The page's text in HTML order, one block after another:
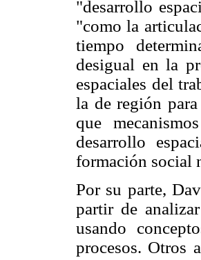
"desarrollo
"como la
tiempo
desigual en la
espaciales del
la de región
que
desarrollo
formación social
Por su parte,
partir de
usando
procesos. Otros